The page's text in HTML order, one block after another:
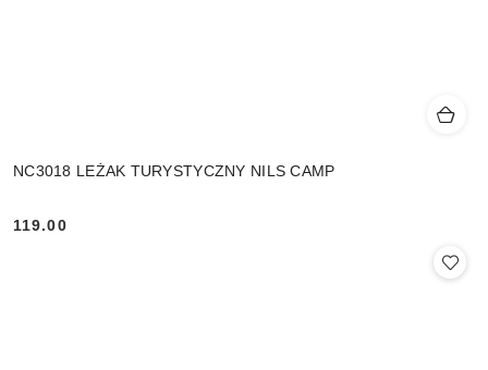
NC3018 LEŻAK TURYSTYCZNY NILS CAMP
Cena:
119.00